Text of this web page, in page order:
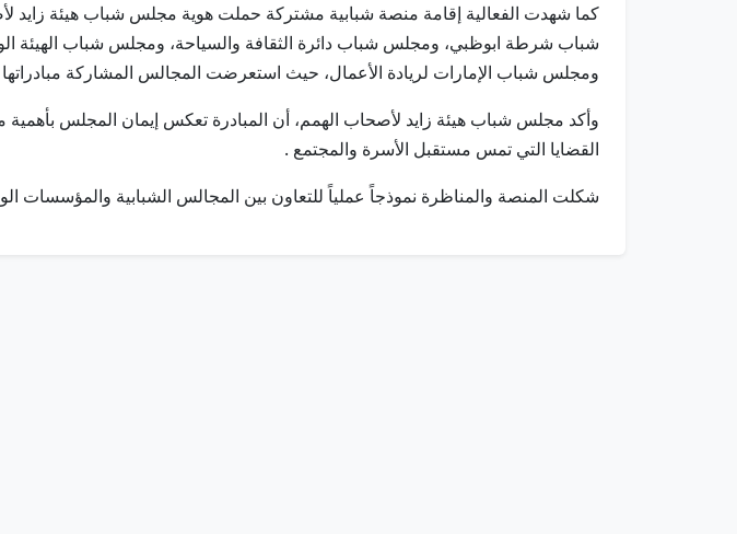
كما شهدت الفعالية إقامة منصة شبابية مشتركة حملت هوية مجلس شباب هيئة زايد
شباب شرطة ابوظبي، ومجلس شباب دائرة الثقافة والسياحة، ومجلس شباب الهيئة
ومجلس شباب الإمارات لريادة الأعمال، حيث استعرضت المجالس المشاركة مبادراتها
وأكد مجلس شباب هيئة زايد لأصحاب الهمم، أن المبادرة تعكس إيمان المجلس
القضايا التي تمس مستقبل الأسرة والمجتمع .
شكلت المنصة والمناظرة نموذجاً عملياً للتعاون بين المجالس الشبابية والمؤسسات